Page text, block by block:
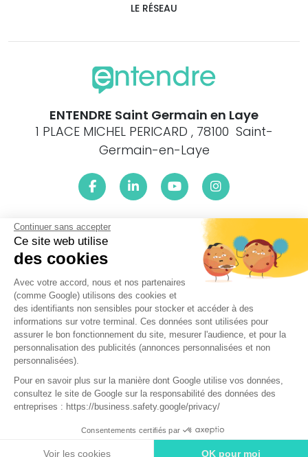
Continuer sans accepter
Ce site web utilise
des cookies
Avec votre accord, nous et nos partenaires
(comme Google) utilisons des cookies et
des identifiants non sensibles pour stocker et accéder à des
informations sur votre terminal. Ces données sont utilisées pour
assurer le bon fonctionnement du site, mesurer l'audience, et pour la
personnalisation des publicités (annonces personnalisées et non
personnalisées).
Pour en savoir plus sur la manière dont Google utilise vos données,
consultez le site de Google sur la responsabilité des données des
entreprises : https://business.safety.google/privacy/
Consentements certifiés par
Voir les cookies OK pour moi
Prendre rendez-vous
LE RÉSEAU
ENTENDRE Saint Germain en Laye
1 PLACE MICHEL PERICARD , 78100 Saint-
Germain-en-Laye
Le centre ENTENDRE Saint Germain en Laye (78100) est
78112 Fourqueux, 78240 Chambourcy, 78750 Mareil-Marly,
78230 Le Pecq, 78160 Marly-le-Roi, 78300 Poissy, 78300 La
Maladrerie, 78240 Aigremont, 78560 Le Port-Marly, 78620
L'Étang-la-Ville, 78600 Carrieres-sous-Bois, 78160 Montval,
78110 Le Vésinet, 78600 Le Mesnil-le-Roi, 78360 Montesson,
78430 Louveciennes, 78955 Carrières-sous-Poissy, 78860
Saint-Nom-la-Bretèche, 78290 Croissy-sur-Seine, 78860 La
Breteche, 78400 Chatou, 78260 Achères, 78590 Noisy-le-Roi,
78380 Bougival, 78100 Saint-Germain-en-Laye, 78670
Villennes-sur-Seine, 78570 Denouval, 78630 Orgeval, 78600
Maisons-Laffitte, 78420 Carrières-sur-Seine
Réalisé par Web Enseignes- Copyright 2026 ENTENDRE Saint